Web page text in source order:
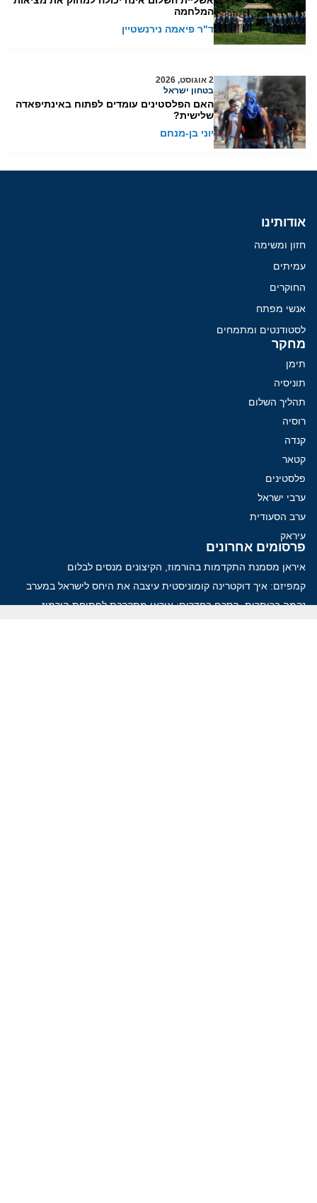
המלחמה
ד"ר פיאמה נירנשטיין
2 אוגוסט, 2026
בטחון ישראל
האם הפלסטינים עומדים לפתוח באינתיפאדה
שלישית?
יוני בן-מנחם
אודותינו
חזון ומשימה
עמיתים
החוקרים
אנשי מפתח
לסטודנטים ומתמחים
מחקר
תימן
תוניסיה
תהליך השלום
רוסיה
קנדה
קטאר
פלסטינים
ערבי ישראל
ערב הסעודית
עיראק
פרסומים אחרונים
איראן מסמנת התקדמות בהורמוז, הקיצונים מנסים לבלום
קמפיזם: איך דוקטרינה קומוניסטית עיצבה את היחס לישראל במערב
נקמה בכותרות, הסכם בחדרים: איראן מתקרבת לפתיחת הורמוז